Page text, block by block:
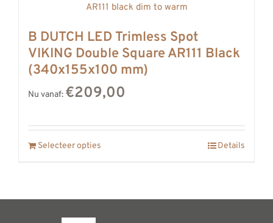
B DUTCH LED Trimless Spot
VIKING Double Square AR111 Black
(340x155x100 mm)
Nu vanaf: €209,00
Selecteer opties Details